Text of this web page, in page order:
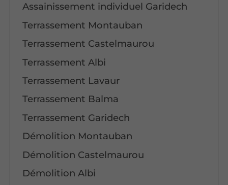
Assainissement individuel Garidech
Terrassement Montauban
Terrassement Castelmaurou
Terrassement Albi
Terrassement Lavaur
Terrassement Balma
Terrassement Garidech
Démolition Montauban
Démolition Castelmaurou
Démolition Albi